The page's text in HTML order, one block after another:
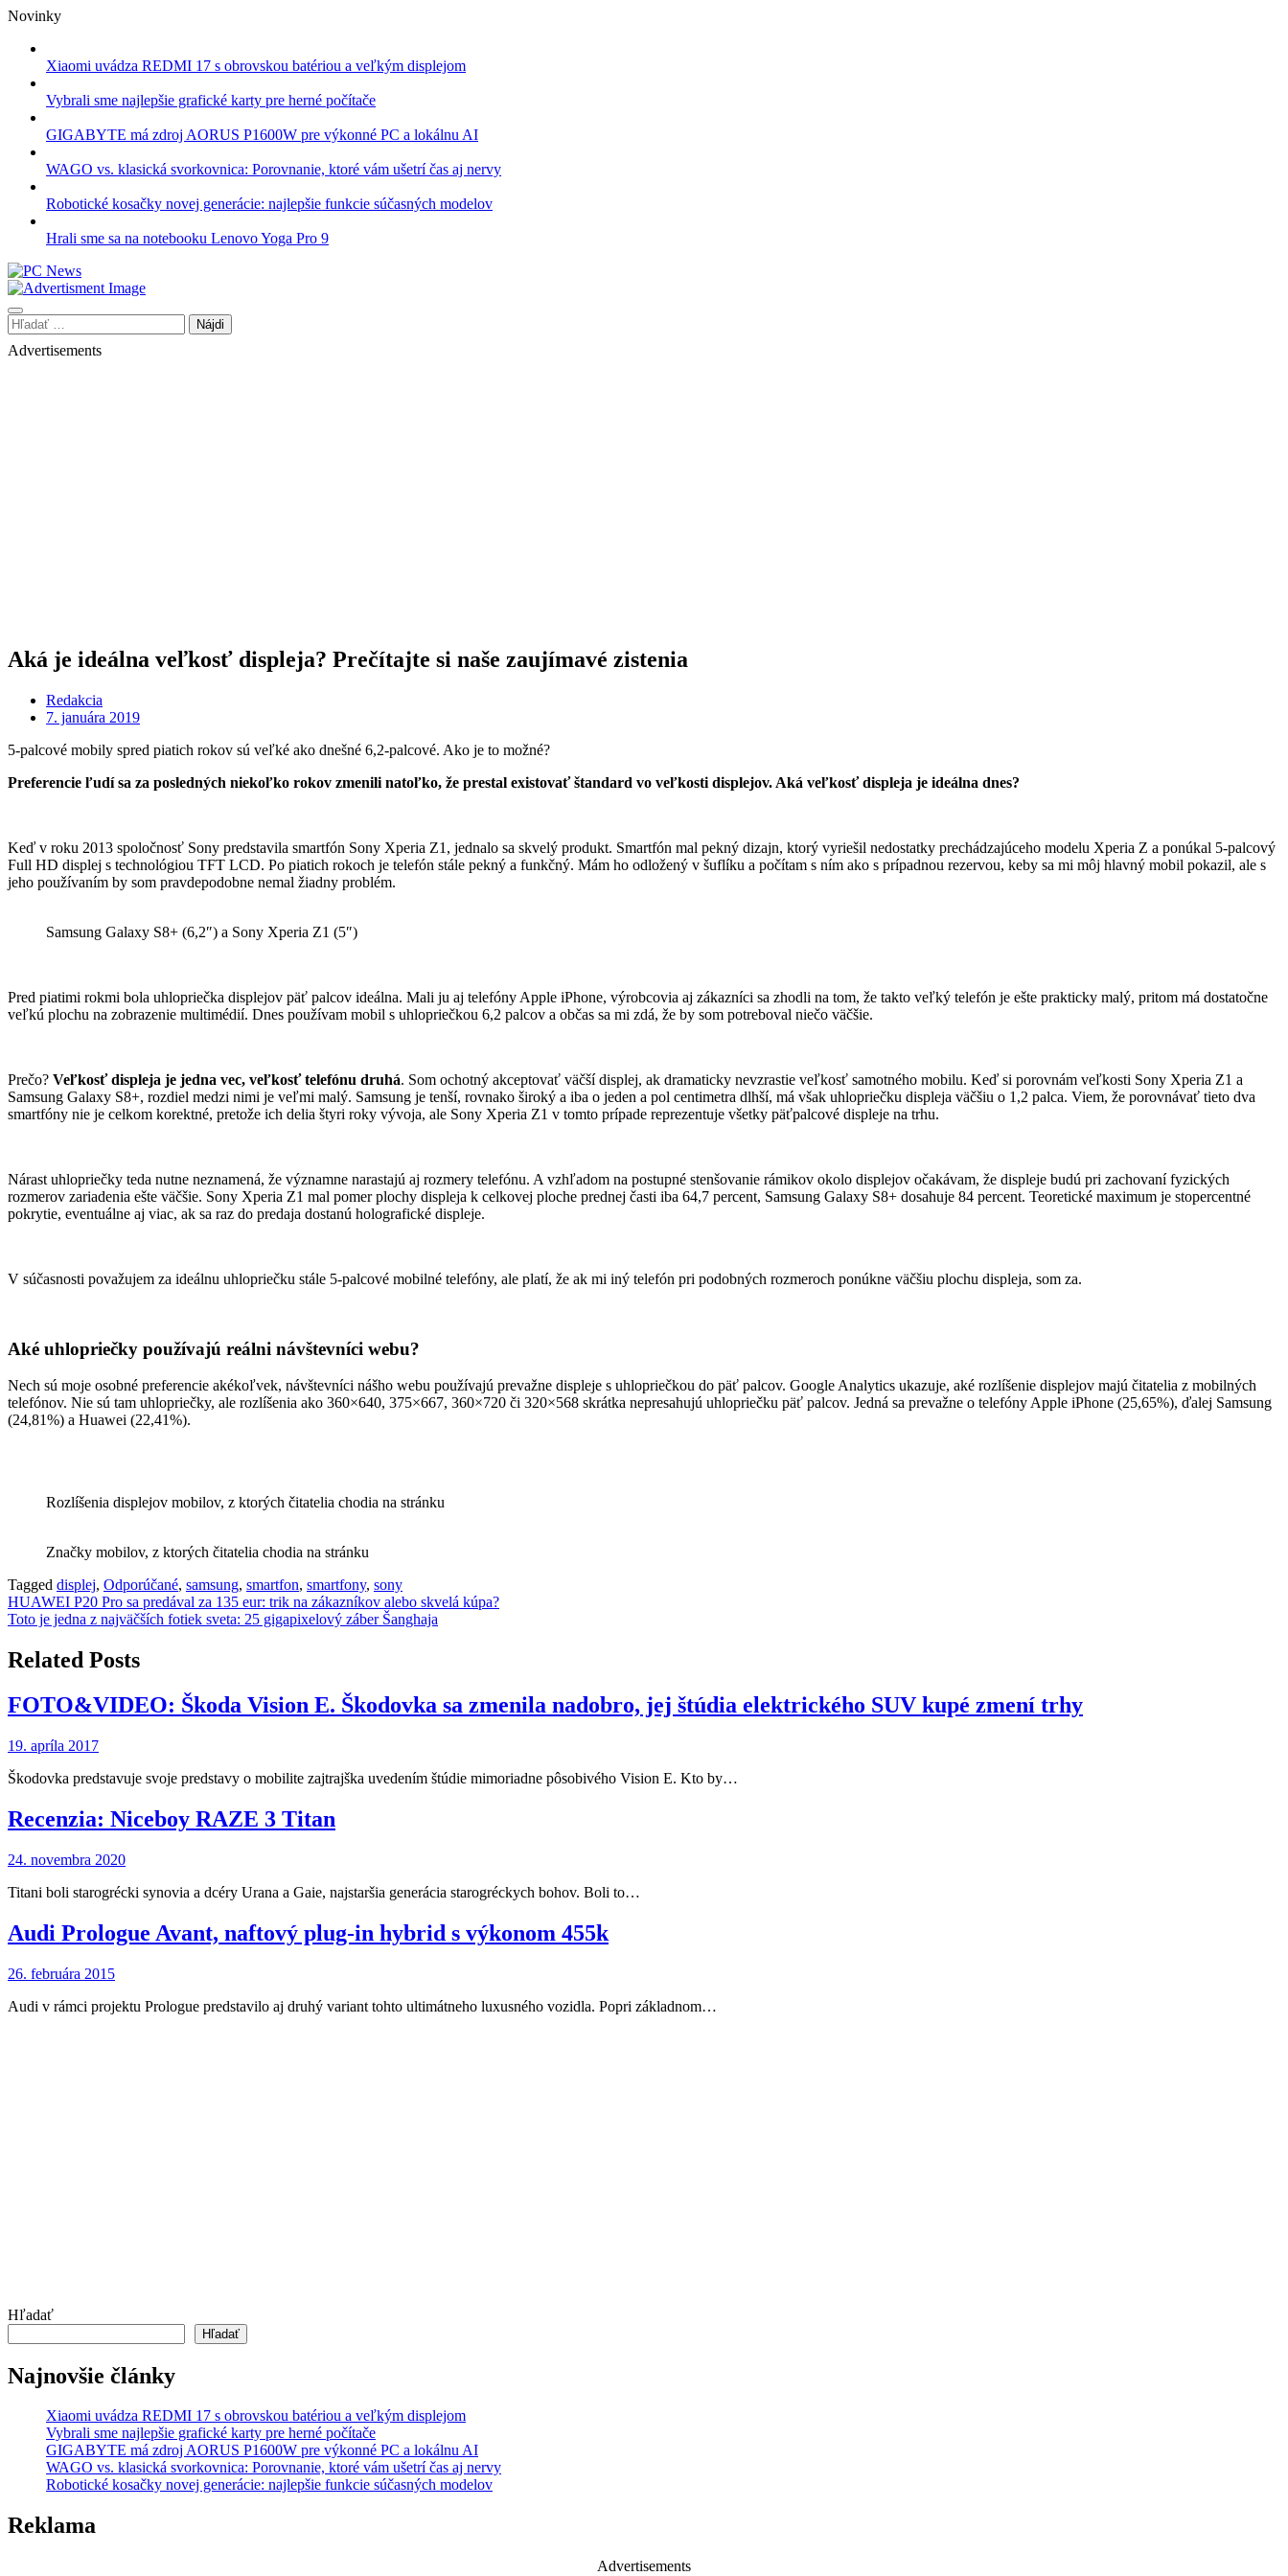
Skip
content
Novinky
Xiaomi uvádza REDMI 17 s obrovskou batériou a veľkým displejom
Vybrali sme najlepšie grafické karty pre herné počítače
GIGABYTE má zdroj AORUS P1600W pre výkonné PC a lokálnu AI
WAGO vs. klasická svorkovnica: Porovnanie, ktoré vám ušetrí čas aj nervy
Robotické kosačky novej generácie: najlepšie funkcie súčasných modelov
Hrali sme sa na notebooku Lenovo Yoga Pro 9
Hľadať:
Advertisements
Aká je ideálna veľkosť displeja? Prečítajte si naše zaujímavé zistenia
Redakcia
7. januára 2019
5-palcové mobily spred piatich rokov sú veľké ako dnešné 6,2-palcové. Ako je to možné?
Preferencie ľudí sa za posledných niekoľko rokov zmenili natoľko, že prestal existovať štandard vo veľkosti displejov. Aká veľkosť displeja je ideálna dnes?
Keď v roku 2013 spoločnosť Sony predstavila smartfón Sony Xperia Z1, jednalo sa skvelý produkt. Smartfón mal pekný dizajn, ktorý vyriešil nedostatky prechádzajúceho modelu Xperia Z a ponúkal 5-palcový
Full HD displej s technológiou TFT LCD. Po piatich rokoch je telefón stále pekný a funkčný. Mám ho odložený v šuflíku a počítam s ním ako s prípadnou rezervou, keby sa mi môj hlavný mobil pokazil, ale s
jeho používaním by som pravdepodobne nemal žiadny problém.
Samsung Galaxy S8+ (6,2″) a Sony Xperia Z1 (5″)
Pred piatimi rokmi bola uhlopriečka displejov päť palcov ideálna. Mali ju aj telefóny Apple iPhone, výrobcovia aj zákazníci sa zhodli na tom, že takto veľký telefón je ešte prakticky malý, pritom má dostatočne
veľkú plochu na zobrazenie multimédií. Dnes používam mobil s uhlopriečkou 6,2 palcov a občas sa mi zdá, že by som potreboval niečo väčšie.
Prečo? Veľkosť displeja je jedna vec, veľkosť telefónu druhá. Som ochotný akceptovať väčší displej, ak dramaticky nevzrastie veľkosť samotného mobilu. Keď si porovnám veľkosti Sony Xperia Z1 a
Samsung Galaxy S8+, rozdiel medzi nimi je veľmi malý. Samsung je tenší, rovnako široký a iba o jeden a pol centimetra dlhší, má však uhlopriečku displeja väčšiu o 1,2 palca. Viem, že porovnávať tieto dva
smartfóny nie je celkom korektné, pretože ich delia štyri roky vývoja, ale Sony Xperia Z1 v tomto prípade reprezentuje všetky päťpalcové displeje na trhu.
Nárast uhlopriečky teda nutne neznamená, že významne narastajú aj rozmery telefónu. A vzhľadom na postupné stenšovanie rámikov okolo displejov očakávam, že displeje budú pri zachovaní fyzických
rozmerov zariadenia ešte väčšie. Sony Xperia Z1 mal pomer plochy displeja k celkovej ploche prednej časti iba 64,7 percent, Samsung Galaxy S8+ dosahuje 84 percent. Teoretické maximum je stopercentné
pokrytie, eventuálne aj viac, ak sa raz do predaja dostanú holografické displeje.
V súčasnosti považujem za ideálnu uhlopriečku stále 5-palcové mobilné telefóny, ale platí, že ak mi iný telefón pri podobných rozmeroch ponúkne väčšiu plochu displeja, som za.
Aké uhlopriečky používajú reálni návštevníci webu?
Nech sú moje osobné preferencie akékoľvek, návštevníci nášho webu používajú prevažne displeje s uhlopriečkou do päť palcov. Google Analytics ukazuje, aké rozlíšenie displejov majú čitatelia z mobilných
telefónov. Nie sú tam uhlopriečky, ale rozlíšenia ako 360×640, 375×667, 360×720 či 320×568 skrátka nepresahujú uhlopriečku päť palcov. Jedná sa prevažne o telefóny Apple iPhone (25,65%), ďalej Samsung
(24,81%) a Huawei (22,41%).
Rozlíšenia displejov mobilov, z ktorých čitatelia chodia na stránku
Značky mobilov, z ktorých čitatelia chodia na stránku
Tagged displej, Odporúčané, samsung, smartfon, smartfony, sony
Navigácia
v
článku
HUAWEI P20 Pro sa predával za 135 eur: trik na zákazníkov alebo skvelá kúpa?
Toto je jedna z najväčších fotiek sveta: 25 gigapixelový záber Šanghaja
Related Posts
FOTO&VIDEO: Škoda Vision E. Škodovka sa zmenila nadobro, jej štúdia elektrického SUV kupé zmení trhy
19. apríla 2017
Škodovka predstavuje svoje predstavy o mobilite zajtrajška uvedením štúdie mimoriadne pôsobivého Vision E. Kto by…
Recenzia: Niceboy RAZE 3 Titan
24. novembra 2020
Titani boli starogrécki synovia a dcéry Urana a Gaie, najstaršia generácia starogréckych bohov. Boli to…
Audi Prologue Avant, naftový plug-in hybrid s výkonom 455k
26. februára 2015
Audi v rámci projektu Prologue predstavilo aj druhý variant tohto ultimátneho luxusného vozidla. Popri základnom…
Hľadať
Hľadať
Najnovšie články
Xiaomi uvádza REDMI 17 s obrovskou batériou a veľkým displejom
Vybrali sme najlepšie grafické karty pre herné počítače
GIGABYTE má zdroj AORUS P1600W pre výkonné PC a lokálnu AI
WAGO vs. klasická svorkovnica: Porovnanie, ktoré vám ušetrí čas aj nervy
Robotické kosačky novej generácie: najlepšie funkcie súčasných modelov
Reklama
Advertisements